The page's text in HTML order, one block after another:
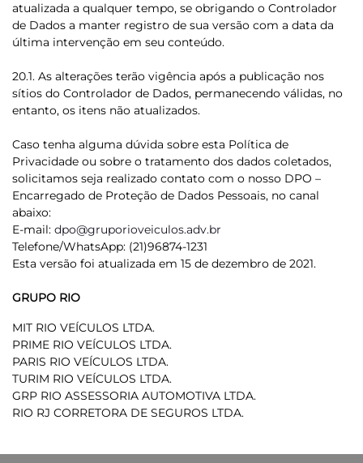
atualizada a qualquer tempo, se obrigando o Controlador
de Dados a manter registro de sua versão com a data da
última intervenção em seu conteúdo.
20.1. As alterações terão vigência após a publicação nos
sítios do Controlador de Dados, permanecendo válidas, no
entanto, os itens não atualizados.
Caso tenha alguma dúvida sobre esta Política de
Privacidade ou sobre o tratamento dos dados coletados,
solicitamos seja realizado contato com o nosso DPO –
Encarregado de Proteção de Dados Pessoais, no canal
abaixo:
E-mail: dpo@gruporioveiculos.adv.br
Telefone/WhatsApp: (21)96874-1231
Esta versão foi atualizada em 15 de dezembro de 2021.
GRUPO RIO
MIT RIO VEÍCULOS LTDA.
PRIME RIO VEÍCULOS LTDA.
PARIS RIO VEÍCULOS LTDA.
TURIM RIO VEÍCULOS LTDA.
GRP RIO ASSESSORIA AUTOMOTIVA LTDA.
RIO RJ CORRETORA DE SEGUROS LTDA.